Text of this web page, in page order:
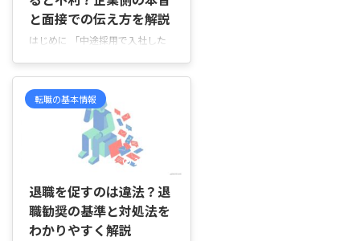
まうことがありますよね。 た
だ、内定承諾メールの件名は、難
しく考えすぎなくて大丈夫です。
事で ...
と面接での伝え方を解説
はじめに 「中途採用で入社した
退職理由を聞かれたら、どう答え
ればいいのだろう」と不安になっ
ていませんか。 入社前に聞いて
いた仕事内容と違っていたり、職
場の人間関係や働き方が合わなか
ったりすると、辞めたい気持ちは
あるのに、職務経歴に傷がつくの
ではないかと考えて動けなくなる
ことがありますよね。 この記事
では、中途採用で一年での退職が
転職の基本情報
2026/4/16
退職を促すのは違法？退
職勧奨の基準と対処法を
わかりやすく解説